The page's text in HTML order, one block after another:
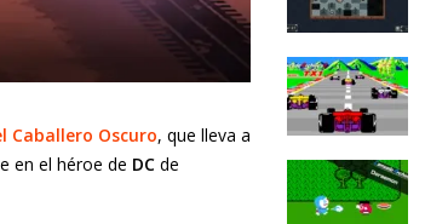
Caballero Oscuro, que lleva a
en el héroe de DC de